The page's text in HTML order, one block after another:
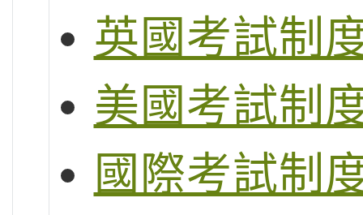
英國考試制
美國考試制
國際考試制